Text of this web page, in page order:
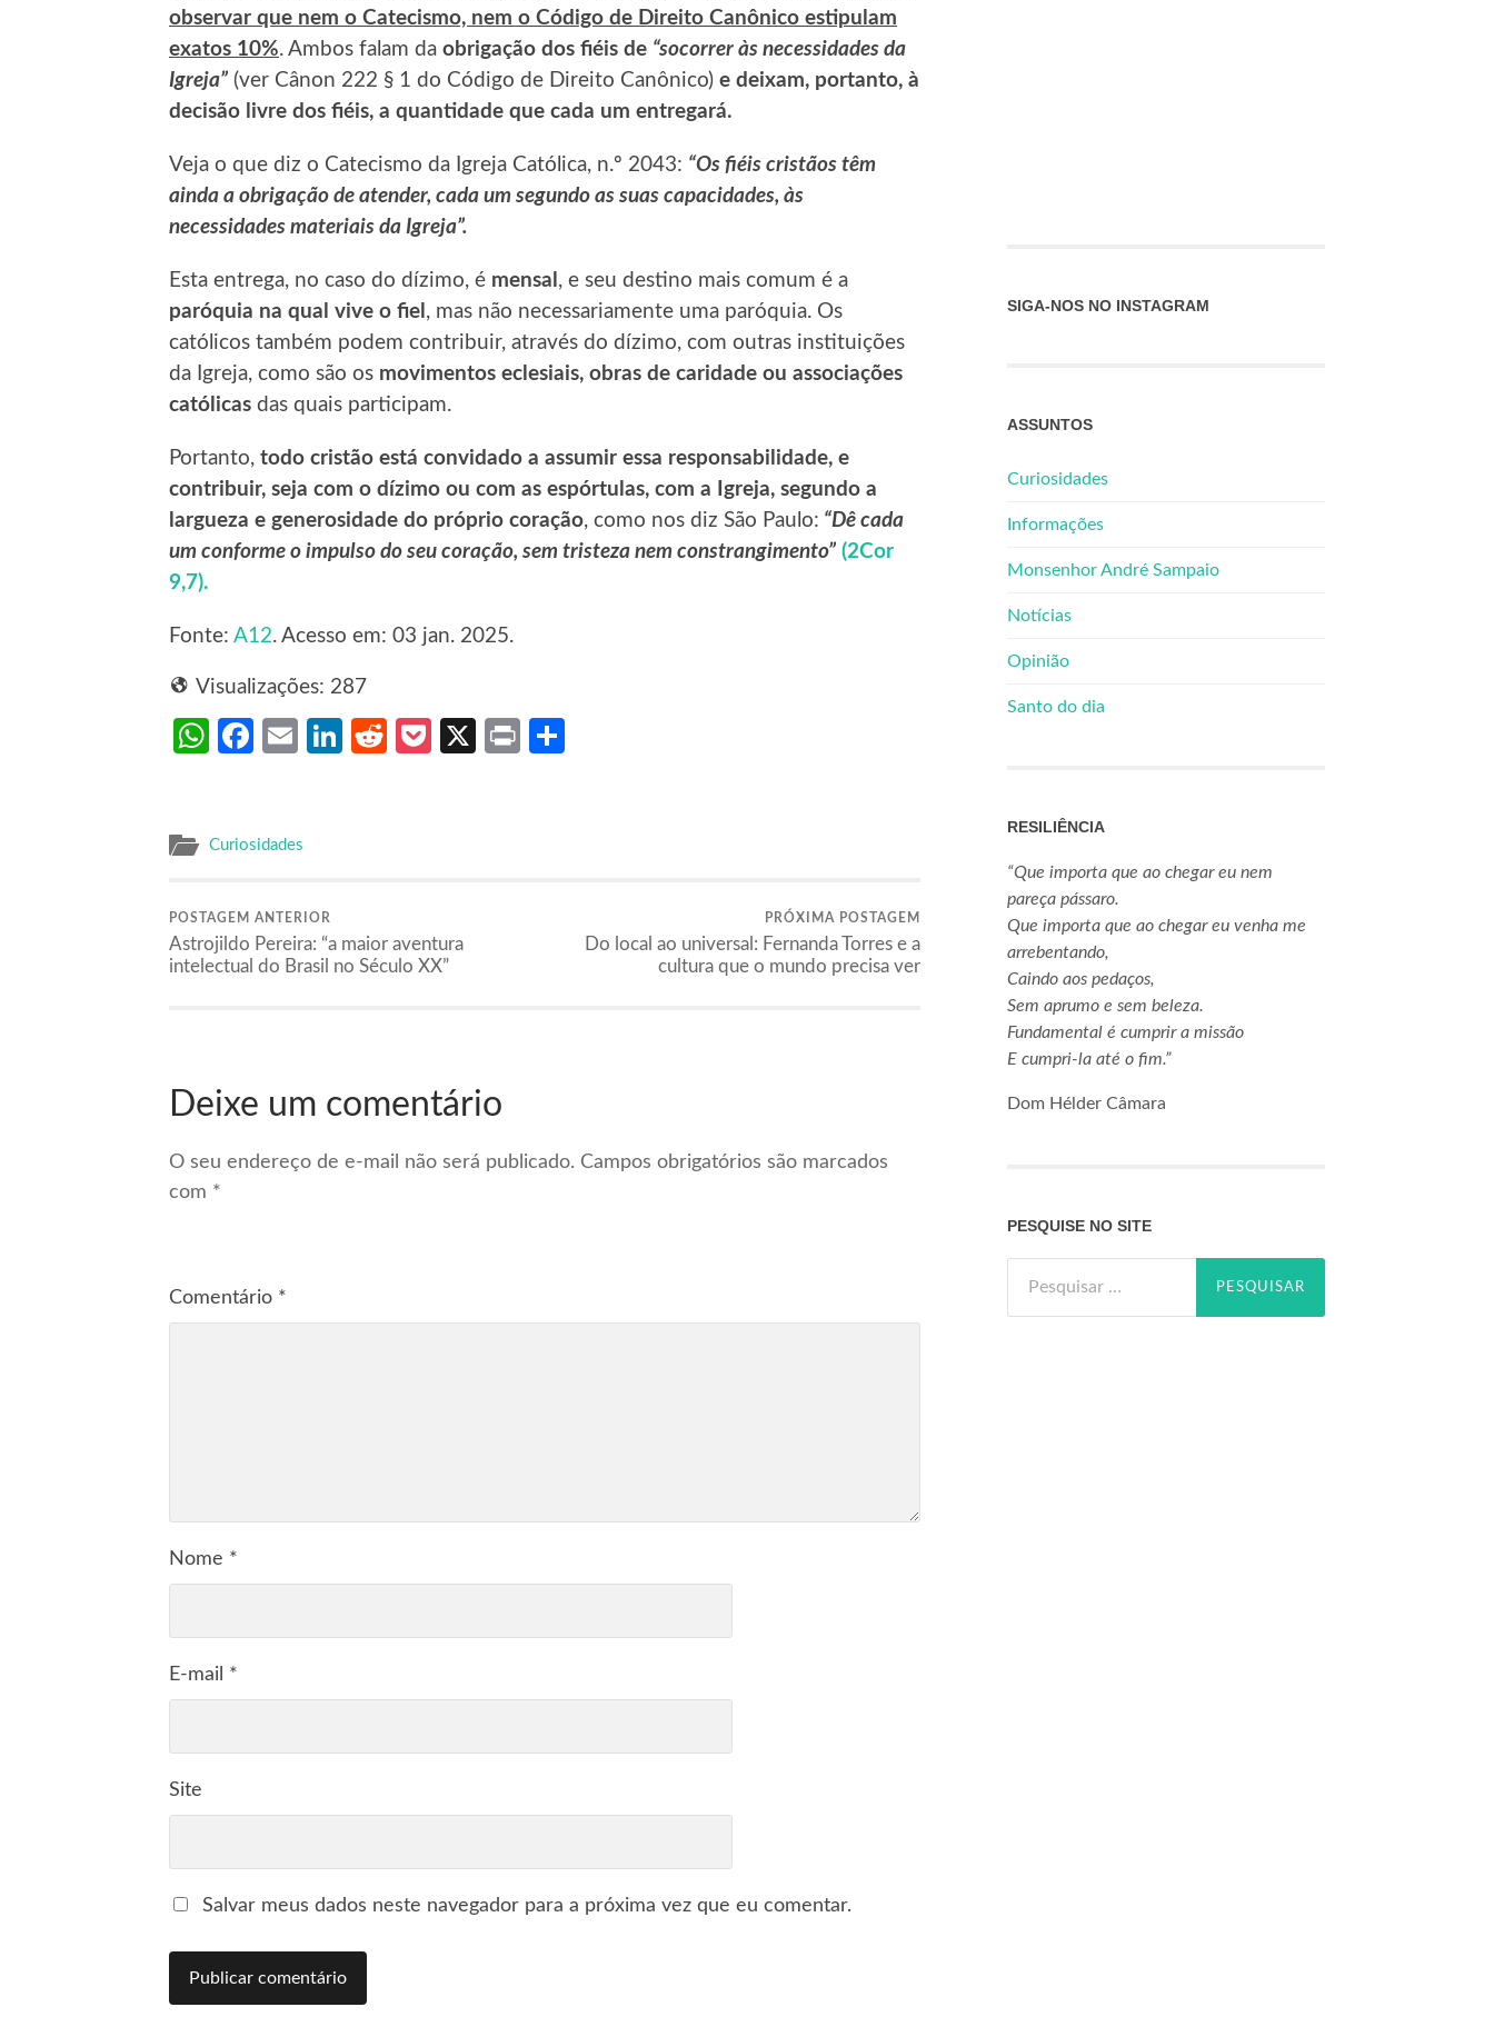
observar que nem o Catecismo, nem o Código de Direito Canônico estipulam
exatos 10%. Ambos falam da obrigação dos fiéis de “socorrer às necessidades da
Igreja” (ver Cânon 222 § 1 do Código de Direito Canônico) e deixam, portanto, à
decisão livre dos fiéis, a quantidade que cada um entregará.
Veja o que diz o Catecismo da Igreja Católica, n.º 2043: “Os fiéis cristãos têm
ainda a obrigação de atender, cada um segundo as suas capacidades, às
necessidades materiais da Igreja”.
Esta entrega, no caso do dízimo, é mensal , e seu destino mais comum é a
paróquia na qual vive o fiel , mas não necessariamente uma paróquia. Os
católicos também podem contribuir, através do dízimo, com outras instituições
da Igreja, como são os movimentos eclesiais, obras de caridade ou associações
católicas das quais participam.
Portanto, todo cristão está convidado a assumir essa responsabilidade, e
contribuir, seja com o dízimo ou com as espórtulas, com a Igreja, segundo a
largueza e generosidade do próprio coração, como nos diz São Paulo: “Dê cada
um conforme o impulso do seu coração, sem tristeza nem constrangimento” (2Cor
9,7).
Fonte: A12. Acesso em: 03 jan. 2025.
Visualizações: 287
WhatsApp
Facebook
EmailLinkedIn
RedditPocket
X Print
Curiosidades
POSTAGEM ANTERIOR
Astrojildo Pereira: “a maior aventura
intelectual do Brasil no Século XX”
PRÓXIMA POSTAGEM
Do local ao universal: Fernanda Torres e a
cultura que o mundo precisa ver
Deixe um comentário
O seu endereço de e-mail não será publicado. Campos obrigatórios são marcados
com *
Comentário *
Nome *
E-mail *
Site
Salvar meus dados neste navegador para a próxima vez que eu comentar.
SIGA-NOS NO INSTAGRAM
ASSUNTOS
Curiosidades
Informações
Monsenhor André Sampaio
Notícias
Opinião
Santo do dia
RESILIÊNCIA
“Que importa que ao chegar eu nem
pareça pássaro.
Que importa que ao chegar eu venha me
arrebentando,
Caindo aos pedaços,
Sem aprumo e sem beleza.
Fundamental é cumprir a missão
E cumpri-la até o fim.”
Dom Hélder Câmara
PESQUISE NO SITE
por: